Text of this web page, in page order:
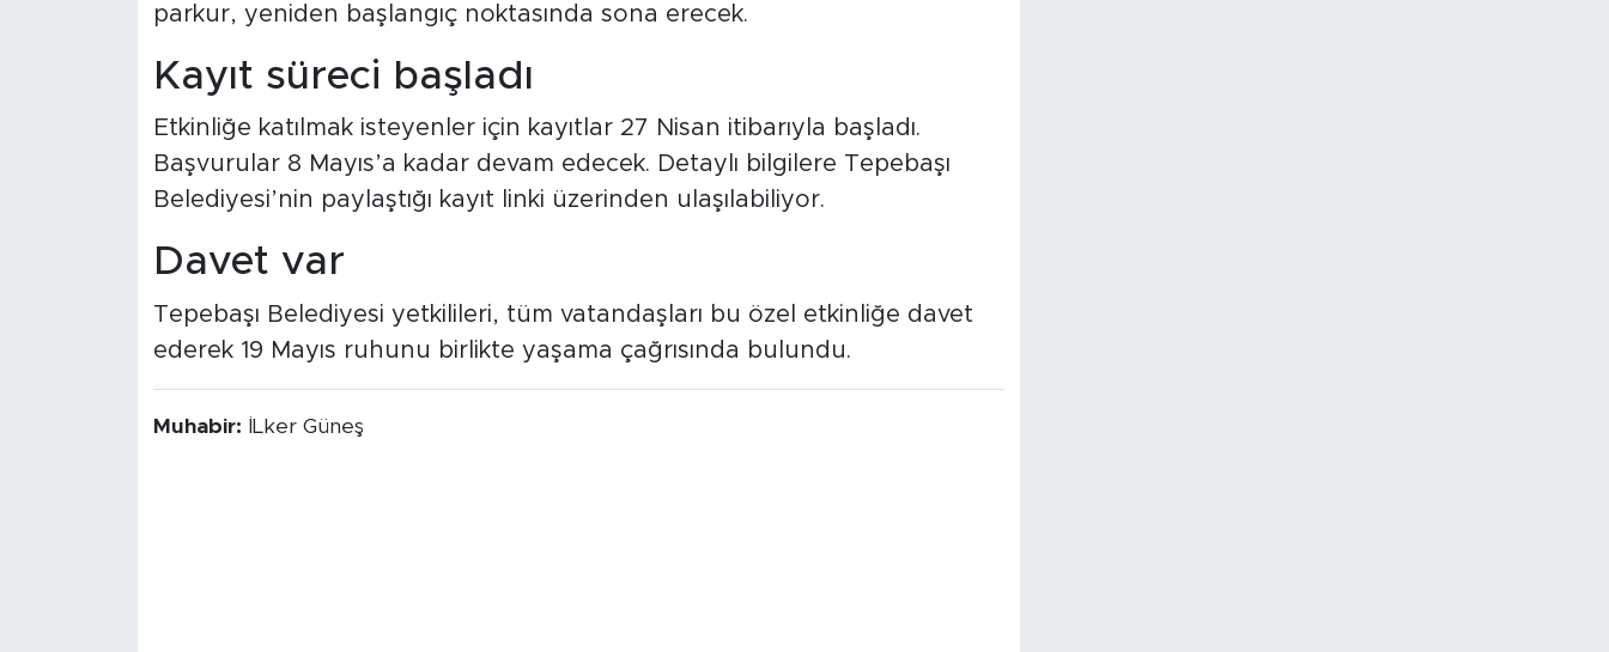
parkur, yeniden başlangıç noktasında sona erecek.
Kayıt süreci başladı
Etkinliğe katılmak isteyenler için kayıtlar 27 Nisan itibarıyla başladı.
Başvurular 8 Mayıs’a kadar devam edecek. Detaylı bilgilere Tepebaşı
Belediyesi’nin paylaştığı kayıt linki üzerinden ulaşılabiliyor.
Davet var
Tepebaşı Belediyesi yetkilileri, tüm vatandaşları bu özel etkinliğe davet
ederek 19 Mayıs ruhunu birlikte yaşama çağrısında bulundu.
Muhabir: İLker Güneş